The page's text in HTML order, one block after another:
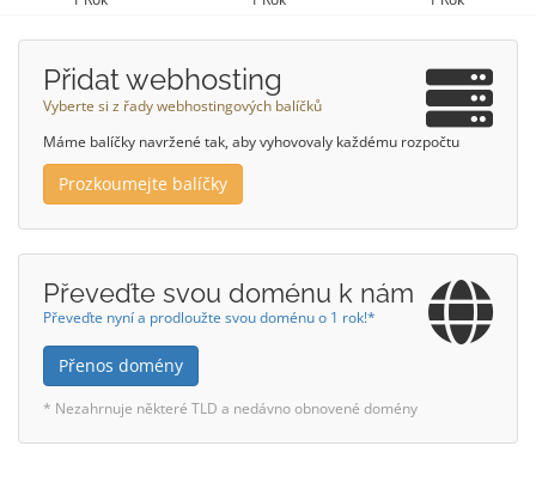
Přidat webhosting
Vyberte si z řady webhostingových balíčků
Máme balíčky navržené tak, aby vyhovovaly každému rozpočtu
Prozkoumejte balíčky
Převeďte svou doménu k nám
Převeďte nyní a prodloužte svou doménu o 1 rok!*
Přenos domény
* Nezahrnuje některé TLD a nedávno obnovené domény